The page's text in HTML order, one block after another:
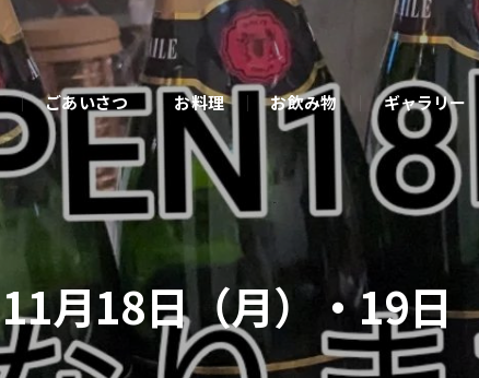
ごあいさつ お料理 お飲み物 ギャラリー
11月18日（月）・19日